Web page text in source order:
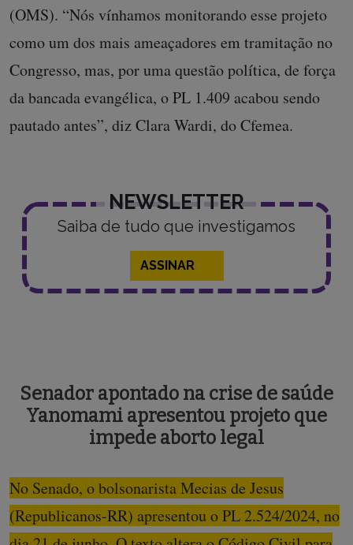
(OMS). “Nós vínhamos monitorando esse projeto
como um dos mais ameaçadores em tramitação no
Congresso, mas, por uma questão política, de força
da bancada evangélica, o PL 1.409 acabou sendo
pautado antes”, diz Clara Wardi, do Cfemea.
NEWSLETTER
Saiba de tudo que investigamos
ASSINAR
Senador apontado na crise de saúde
Yanomami apresentou projeto que
impede aborto legal
No Senado, o bolsonarista Mecias de Jesus
(Republicanos-RR) apresentou o PL 2.524/2024, no